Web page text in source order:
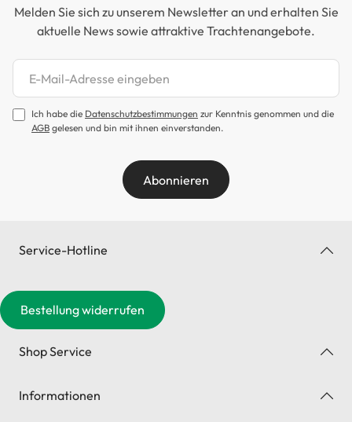
Melden Sie sich zu unserem Newsletter an und erhalten Sie
aktuelle News sowie attraktive Trachtenangebote.
Newsletter abonnieren
Ich habe die Datenschutzbestimmungen zur Kenntnis genommen und die
AGB gelesen und bin mit ihnen einverstanden.
Abonnieren
Service-Hotline
Bestellung widerrufen
Shop Service
Informationen